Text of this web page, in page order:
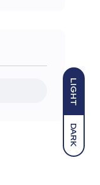
LIGHT
DARK